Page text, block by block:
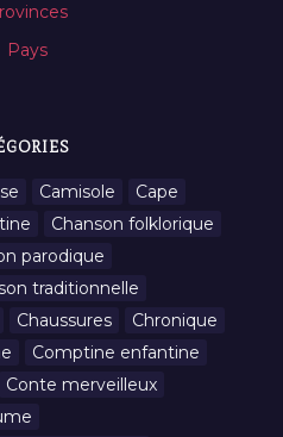
Pays
Camisole
Cape
Chanson folklorique
parodique
traditionnelle
Chaussures
Chronique
Comptine enfantine
Conte merveilleux